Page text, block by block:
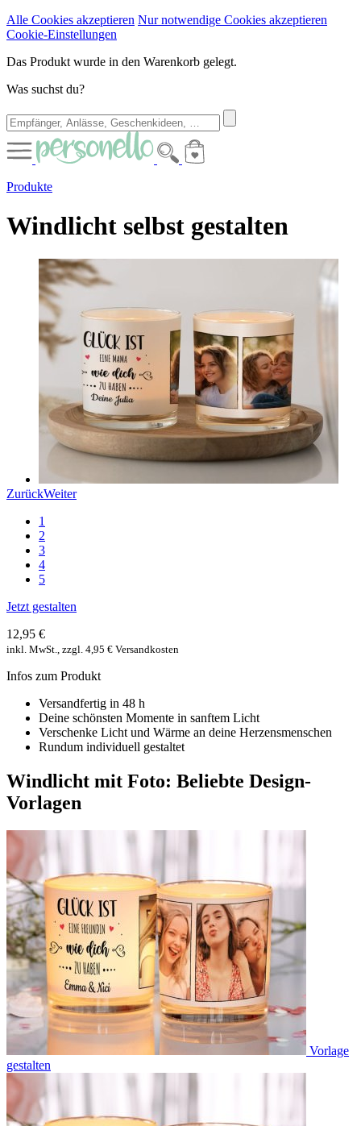
Alle Cookies akzeptieren Nur notwendige Cookies akzeptieren
Cookie-Einstellungen
Das Produkt wurde in den Warenkorb gelegt.
Was suchst du?
Produkte
Windlicht selbst gestalten
ZurückWeiter
1
2
3
4
5
Jetzt gestalten
12,95 €
inkl. MwSt., zzgl. 4,95 € Versandkosten
Infos zum Produkt
Versandfertig in 48 h
Deine schönsten Momente in sanftem Licht
Verschenke Licht und Wärme an deine Herzensmenschen
Rundum individuell gestaltet
Windlicht mit Foto: Beliebte Design-
Vorlagen
Vorlage
gestalten